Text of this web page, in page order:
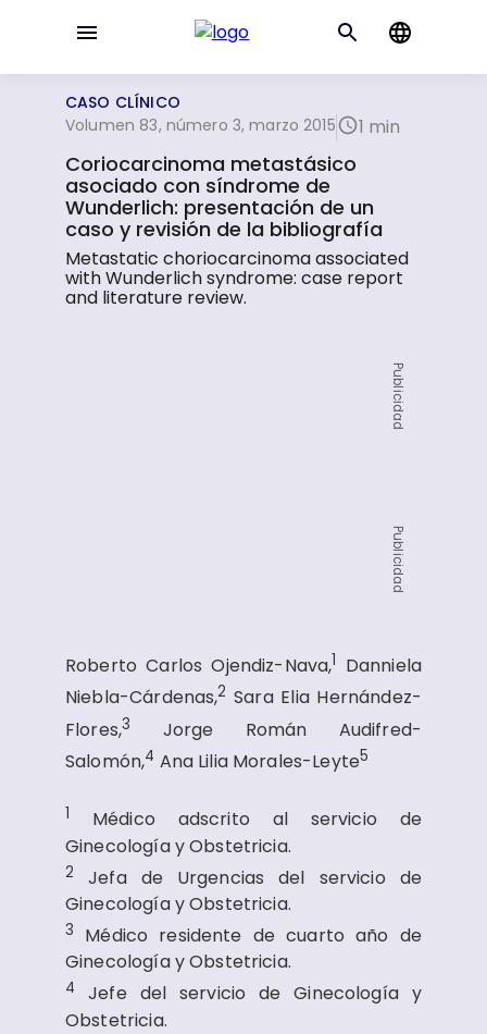
CASO CLÍNICO
Volumen 83, número 3, marzo 2015
1 min
Coriocarcinoma metastásico
asociado con síndrome de
Wunderlich: presentación de un
caso y revisión de la bibliografía
Metastatic choriocarcinoma associated
with Wunderlich syndrome: case report
and literature review.
Publicidad
Publicidad
Roberto Carlos Ojendiz-Nava,1 Danniela
Niebla-Cárdenas,2 Sara Elia Hernández-
Flores,3
Jorge Román Audifred-
Salomón,4 Ana Lilia Morales-Leyte5
1 Médico adscrito al servicio de
Ginecología y Obstetricia.
2 Jefa de Urgencias del servicio de
Ginecología y Obstetricia.
3 Médico residente de cuarto año de
Ginecología y Obstetricia.
4 Jefe del servicio de Ginecología y
Obstetricia.